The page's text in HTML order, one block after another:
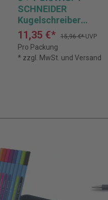
SCHNEIDER
Kugelschreiber
Slider Rave XB Colour
Edition, Schreibfarbe:
blau
11,35 €* 15,96 €*UVP
Pro Packung
* zzgl. MwSt. und Versand